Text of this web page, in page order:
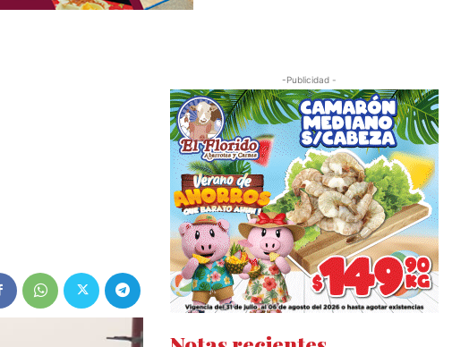
-Publicidad -